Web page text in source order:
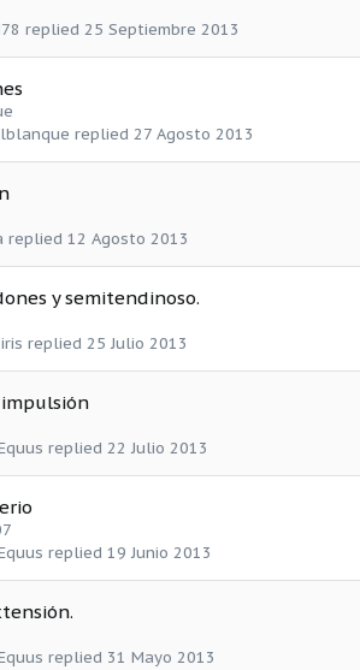
25 Septiembre 2013
27 Agosto 2013
12 Agosto 2013
y semitendinoso.
25 Julio 2013
22 Julio 2013
19 Junio 2013
31 Mayo 2013